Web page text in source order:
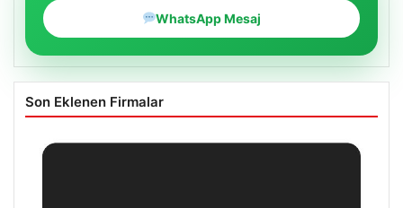
WhatsApp Mesaj
Son Eklenen Firmalar